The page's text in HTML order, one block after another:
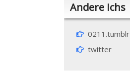
Andere Ichs
0211.tumblr
twitter